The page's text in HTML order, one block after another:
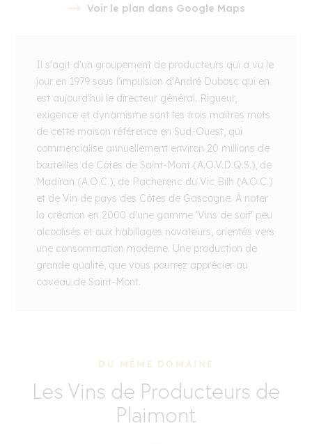
embed google map
Voir le plan dans Google Maps
Il s'agit d'un groupement de producteurs qui a vu le
jour en 1979 sous l'impulsion d'André Dubosc qui en
est aujourd'hui le directeur général. Rigueur,
exigence et dynamisme sont les trois maîtres mots
de cette maison référence en Sud-Ouest, qui
commercialise annuellement environ 20 millions de
bouteilles de Côtes de Saint-Mont (A.O.V.D.Q.S.), de
Madiran (A.O.C.), de Pacherenc du Vic Bilh (A.O.C.)
et de Vin de pays des Côtes de Gascogne. À noter
la création en 2000 d'une gamme 'Vins de soif' peu
alcoolisés et aux habillages novateurs, orientés vers
une consommation moderne. Une production de
grande qualité, que vous pourrez apprécier au
caveau de Saint-Mont.
DU MÊME DOMAINE
Les Vins de Producteurs de
Plaimont